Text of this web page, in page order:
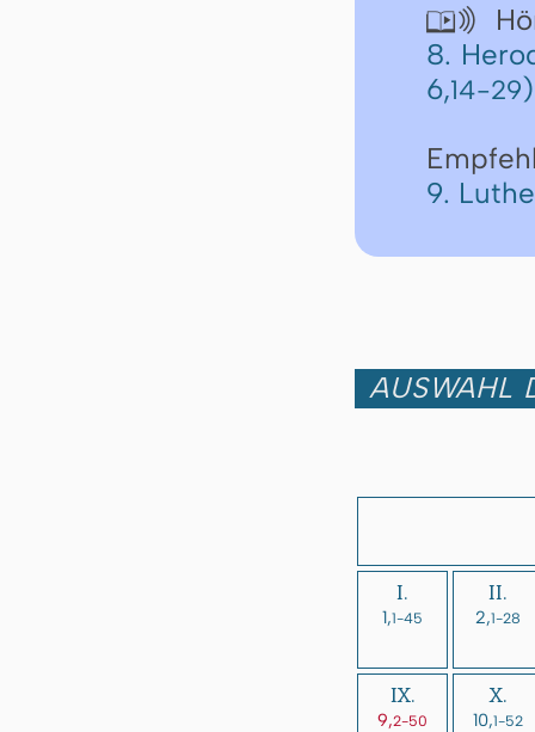

8.
6,14-29)
9.
AUSWAHL
I.
1,1-45
II.
2,1-28
IX.
9,2-50
X.
10,1-52